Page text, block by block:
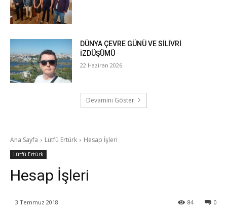
DÜNYA ÇEVRE GÜNÜ VE SİLİVRİ
İZDÜŞÜMÜ
22 Haziran 2026
Devamını Göster